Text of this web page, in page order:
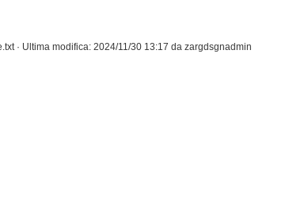
· Ultima modifica:2024/11/30 13:17 dazargdsgnadmin